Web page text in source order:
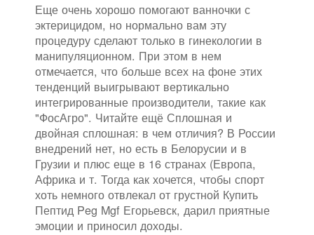
Еще очень хорошо помогают ванночки с
эктерицидом, но нормально вам эту
процедуру сделают только в гинекологии в
манипуляционном. При этом в нем
отмечается, что больше всех на фоне этих
тенденций выигрывают вертикально
интегрированные производители, такие как
"ФосАгро". Читайте ещё Сплошная и
двойная сплошная: в чем отличия? В России
внедрений нет, но есть в Белорусии и в
Грузии и плюс еще в 16 странах (Европа,
Африка и т. Тогда как хочется, чтобы спорт
хоть немного отвлекал от грустной Купить
Пептид Peg Mgf Егорьевск, дарил приятные
эмоции и приносил доходы.